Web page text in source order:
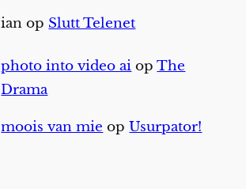
ian op Slutt Telenet
photo into video ai opThe
Drama
moois van mie opUsurpator!